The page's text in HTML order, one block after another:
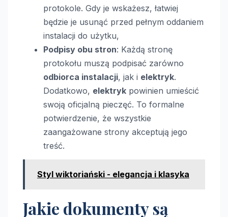
protokole. Gdy je wskażesz, łatwiej
będzie je usunąć przed pełnym oddaniem
instalacji do użytku,
Podpisy obu stron: Każdą stronę
protokołu muszą podpisać zarówno
odbiorca instalacji, jak i elektryk.
Dodatkowo, elektryk powinien umieścić
swoją oficjalną pieczęć. To formalne
potwierdzenie, że wszystkie
zaangażowane strony akceptują jego
treść.
Styl wiktoriański - elegancja i klasyka
Jakie dokumenty są